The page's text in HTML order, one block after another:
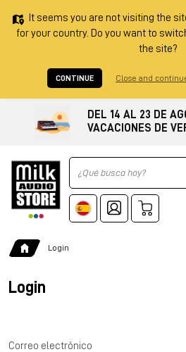
It seems you are not visiting the
for your country. Do you want to
the site?
CONTINUE Close and
DEL 14 AL 23 DE
VACACIONES DE
Ricerca
Login
Login
Correo electrónico